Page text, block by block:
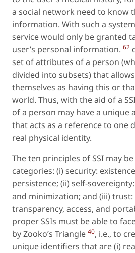
a social network need to know
information. With such a
service would only be granted
user’s personal information. 62
set of attributes of a person
divided into subsets) that
themselves as having this or
world. Thus, with the aid of a
of a person may have a unique
that acts as a reference to one
real physical identity.
The ten principles of SSI may
categories: (i) security:
persistence; (ii) self-
and minimization; and (iii)
transparency, access, and
proper SSIs must be able to
by Zooko’s Triangle 40, i.e., to
unique identifiers that are (i)